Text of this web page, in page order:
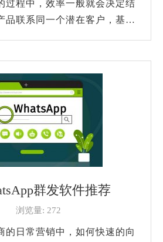
过程中，效率一般就会决定结
品联系同一个潜在客户，基本
群发软件推荐
浏览量: 272
的日常营销中，如何快速的向